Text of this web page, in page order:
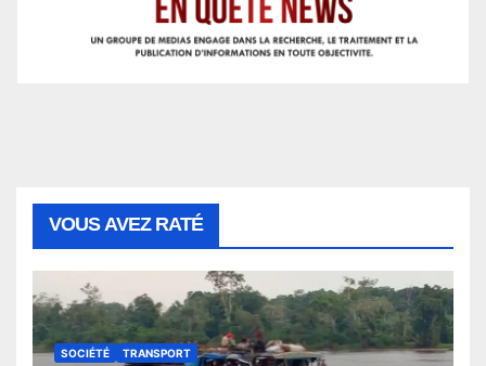
VOUS AVEZ RATÉ
SOCIÉTÉ TRANSPORT